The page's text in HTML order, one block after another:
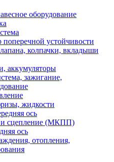
оборудование
поперечной устойчивости
колпачки, вкладыши
аккумуляторы
зажигание,
жидкости
ось
и сцепление (МКПП)
ось
отопления,